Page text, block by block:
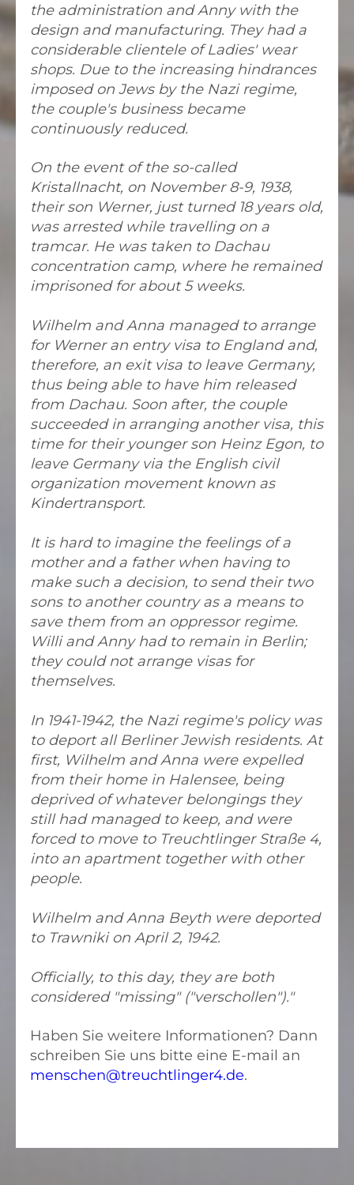
the administration and Anny with the
design and manufacturing. They had a
considerable clientele of Ladies' wear
shops. Due to the increasing hindrances
imposed on Jews by the Nazi regime,
the couple's business became
continuously reduced.
On the event of the so-called
Kristallnacht, on November 8-9, 1938,
their son Werner, just turned 18 years old,
was arrested while travelling on a
tramcar. He was taken to Dachau
concentration camp, where he remained
imprisoned for about 5 weeks.
Wilhelm and Anna managed to arrange
for Werner an entry visa to England and,
therefore, an exit visa to leave Germany,
thus being able to have him released
from Dachau. Soon after, the couple
succeeded in arranging another visa, this
time for their younger son Heinz Egon, to
leave Germany via the English civil
organization movement known as
Kindertransport.
It is hard to imagine the feelings of a
mother and a father when having to
make such a decision, to send their two
sons to another country as a means to
save them from an oppressor regime.
Willi and Anny had to remain in Berlin;
they could not arrange visas for
themselves.
In 1941-1942, the Nazi regime's policy was
to deport all Berliner Jewish residents. At
first, Wilhelm and Anna were expelled
from their home in Halensee, being
deprived of whatever belongings they
still had managed to keep, and were
forced to move to Treuchtlinger Straße 4,
into an apartment together with other
people.
Wilhelm and Anna Beyth were deported
to Trawniki on April 2, 1942.
Officially, to this day, they are both
considered "missing" ("verschollen")."
Haben Sie weitere Informationen? Dann
schreiben Sie uns bitte eine E-mail an
menschen@treuchtlinger4.de.